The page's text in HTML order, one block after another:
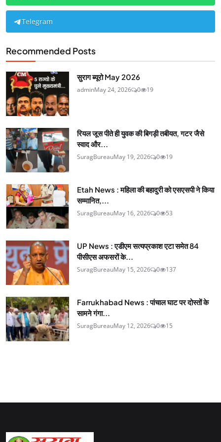
Telegram
Recommended Posts
सुराग ब्यूरो May 2026
adminMay 24, 2026 0 19
रियल जूस पीते ही युवक की बिगड़ी तबीयत, गटर जैसे
स्वाद और...
SuragBureauMay 19, 2026 0 19
Etah News : महिला की बहादुरी को एसएसपी ने किया
सम्मानित,...
SuragBureauMay 16, 2026 0 53
UP News : एडीएम सत्यप्रकाश एटा समेत 84
पीसीएस अफसरों के...
SuragBureauMay 15, 2026 0 137
Farrukhabad News : पांचाल घाट पर दोस्तों के
सामने गंगा...
SuragBureauMay 12, 2026 0 15